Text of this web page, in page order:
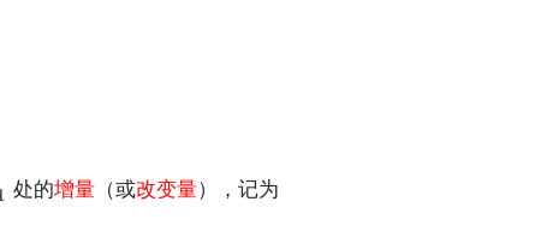
处的增量（或改变量），记为